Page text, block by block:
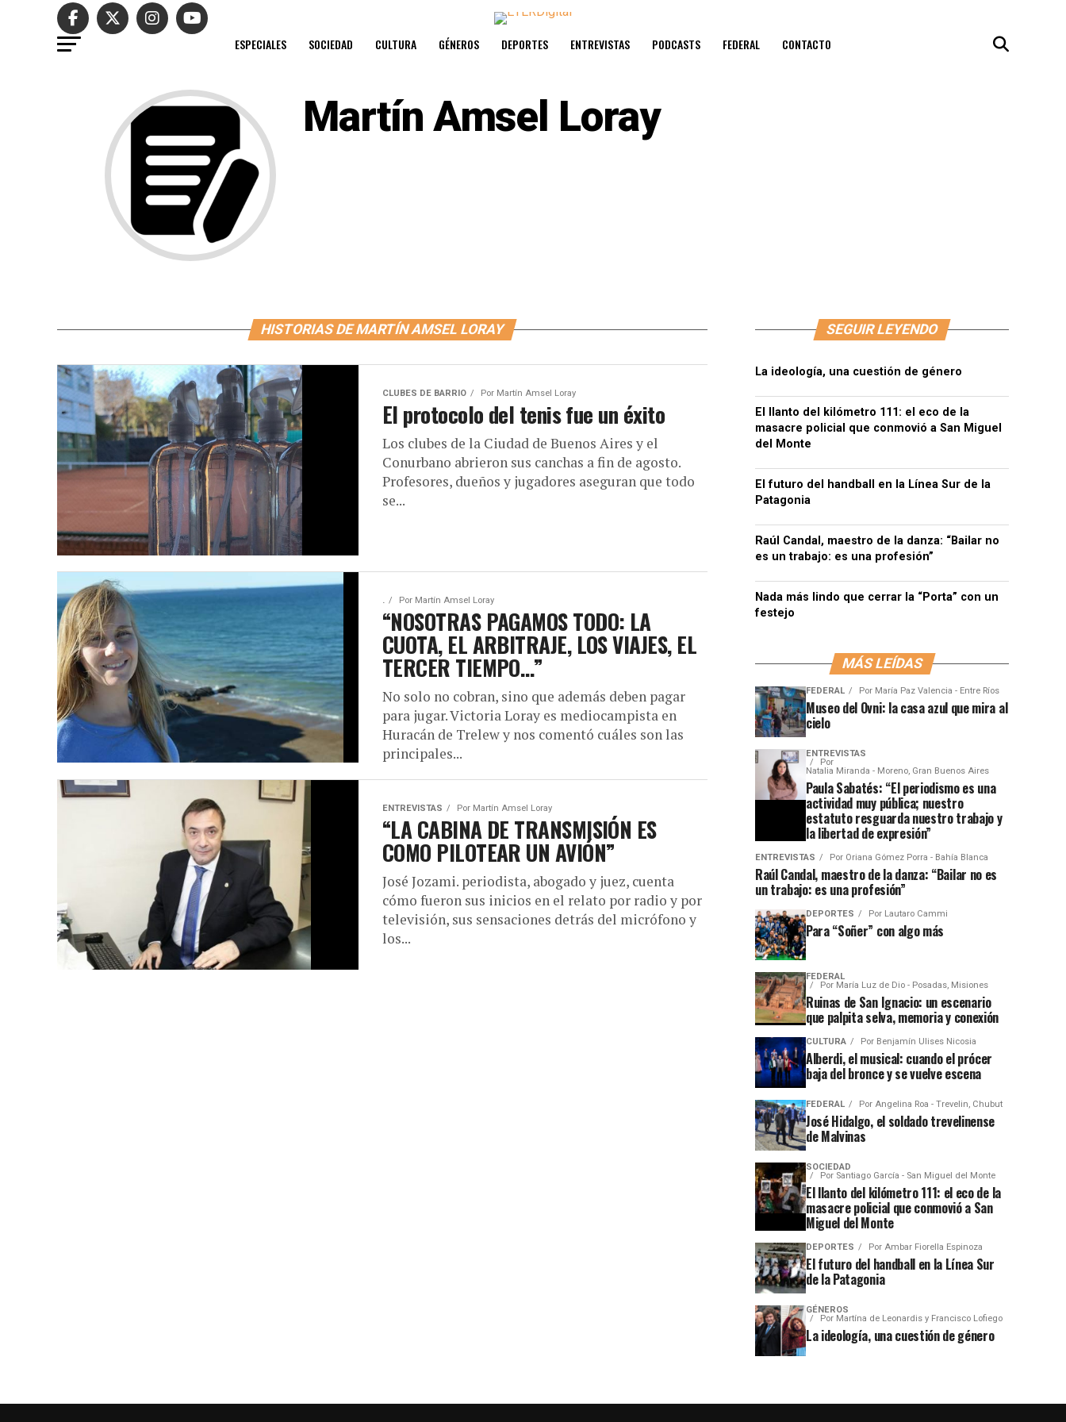
ESPECIALES SOCIEDAD CULTURA GÉNEROS DEPORTES ENTREVISTAS PODCASTS FEDERAL CONTACTO
Martín Amsel Loray
HISTORIAS DE MARTÍN AMSEL LORAY
CLUBES DE BARRIO Por Martín Amsel Loray
El protocolo del tenis fue un éxito
Los clubes de la Ciudad de Buenos Aires y el
Conurbano abrieron sus canchas a fin de agosto.
Profesores, dueños y jugadores aseguran que todo
se...
. Por Martín Amsel Loray
“NOSOTRAS PAGAMOS TODO: LA
CUOTA, EL ARBITRAJE, LOS VIAJES, EL
TERCER TIEMPO…”
No solo no cobran, sino que además deben pagar
para jugar. Victoria Loray es mediocampista en
Huracán de Trelew y nos comentó cuáles son las
principales...
ENTREVISTAS Por Martín Amsel Loray
“LA CABINA DE TRANSMISIÓN ES
COMO PILOTEAR UN AVIÓN”
José Jozami. periodista, abogado y juez, cuenta
cómo fueron sus inicios en el relato por radio y por
televisión, sus sensaciones detrás del micrófono y
los...
SEGUIR LEYENDO
La ideología, una cuestión de género
El llanto del kilómetro 111: el eco de la
masacre policial que conmovió a San Miguel
del Monte
El futuro del handball en la Línea Sur de la
Patagonia
Raúl Candal, maestro de la danza: “Bailar no
es un trabajo: es una profesión”
Nada más lindo que cerrar la “Porta” con un
festejo
MÁS LEÍDAS
FEDERAL Por María Paz Valencia - Entre Ríos
Museo del Ovni: la casa azul que mira al
cielo
ENTREVISTAS
Por
Natalia Miranda - Moreno, Gran Buenos Aires
Paula Sabatés: “El periodismo es una
actividad muy pública; nuestro
estatuto resguarda nuestro trabajo y
la libertad de expresión”
ENTREVISTAS Por Oriana Gómez Porra - Bahía Blanca
Raúl Candal, maestro de la danza: “Bailar no es
un trabajo: es una profesión”
DEPORTES Por Lautaro Cammi
Para “Soñer” con algo más
FEDERAL
Por María Luz de Dio - Posadas, Misiones
Ruinas de San Ignacio: un escenario
que palpita selva, memoria y conexión
CULTURA Por Benjamín Ulises Nicosia
Alberdi, el musical: cuando el prócer
baja del bronce y se vuelve escena
FEDERAL Por Angelina Roa - Trevelin, Chubut
José Hidalgo, el soldado trevelinense
de Malvinas
SOCIEDAD
Por Santiago García - San Miguel del Monte
El llanto del kilómetro 111: el eco de la
masacre policial que conmovió a San
Miguel del Monte
DEPORTES Por Ambar Fiorella Espinoza
El futuro del handball en la Línea Sur
de la Patagonia
GÉNEROS
Por Martína de Leonardis y Francisco Lofiego
La ideología, una cuestión de género